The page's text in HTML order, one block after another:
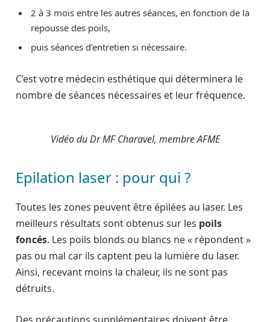
2 à 3 mois entre les autres séances, en fonction de la
repousse des poils,
puis séances d’entretien si nécessaire.
C’est votre médecin esthétique qui déterminera le
nombre de séances nécessaires et leur fréquence.
Vidéo du Dr MF Charavel, membre AFME
Epilation laser : pour qui ?
Toutes les zones peuvent être épilées au laser. Les
meilleurs résultats sont obtenus sur les poils
foncés. Les poils blonds ou blancs ne « répondent »
pas ou mal car ils captent peu la lumière du laser.
Ainsi, recevant moins la chaleur, ils ne sont pas
détruits.